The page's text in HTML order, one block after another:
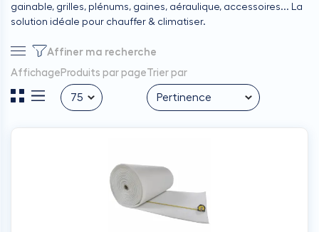
gainable, grilles, plénums, gaines, aéraulique, accessoires... La
solution idéale pour chauffer & climatiser.
Affiner ma recherche
Affichage Produits par pageTrier par